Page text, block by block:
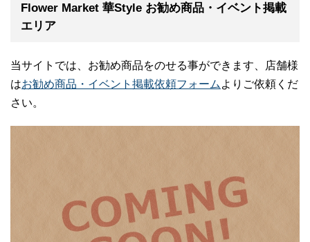
Flower Market 華Style お勧め商品・イベント掲載
エリア
当サイトでは、お勧め商品をのせる事ができます、店舗様
はお勧め商品・イベント掲載依頼フォーム よりご依頼くだ
さい。